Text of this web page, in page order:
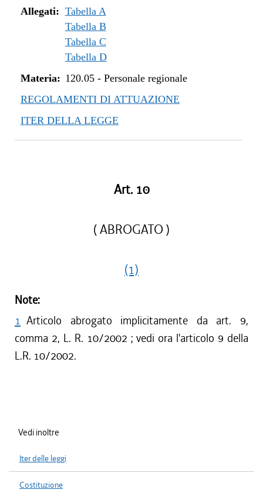
Allegati: Tabella A
Tabella B
Tabella C
Tabella D
Materia: 120.05- Personale regionale
REGOLAMENTI DI ATTUAZIONE
ITER DELLA LEGGE
Art. 10
( ABROGATO )
(1)
Note:
1 Articolo abrogato implicitamente da art. 9,
comma 2, L. R. 10/2002 ; vedi ora l'articolo 9 della
L.R. 10/2002.
Vedi inoltre
Iter delle leggi
Costituzione